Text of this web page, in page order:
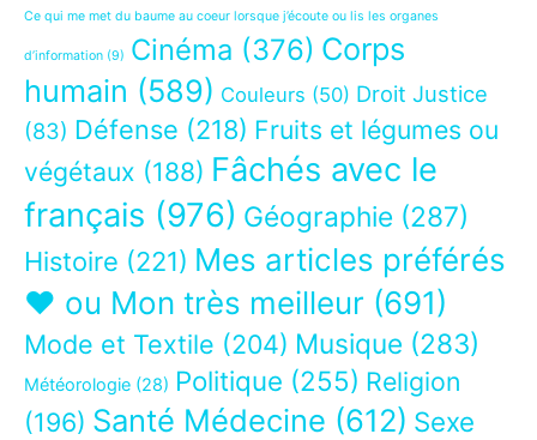
Ce qui me met du baume au coeur lorsque j’écoute ou lis les organes
d’information (9) Cinéma (376) Corps
humain (589) Couleurs (50) Droit Justice
(83) Défense (218) Fruits et légumes ou
végétaux (188) Fâchés avec le
français (976) Géographie (287)
Histoire (221) Mes articles préférés
❤ ou Mon très meilleur (691)
Mode et Textile (204) Musique (283)
Météorologie (28) Politique (255) Religion
(196) Santé Médecine (612) Sexe